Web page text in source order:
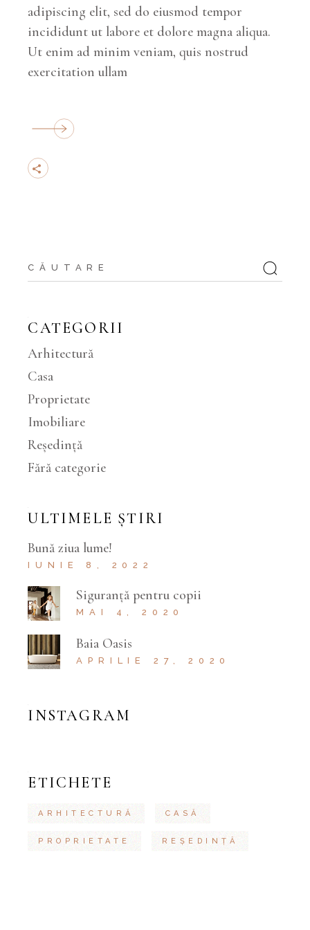
adipiscing elit, sed do eiusmod tempor
incididunt ut labore et dolore magna aliqua.
Ut enim ad minim veniam, quis nostrud
exercitation ullam
Căutați:
CATEGORII
Arhitectură
Casa
Proprietate
Imobiliare
Reședință
Fără categorie
ULTIMELE ȘTIRI
Bună ziua lume!
IUNIE 8, 2022
Siguranță pentru copii
MAI 4, 2020
Baia Oasis
APRILIE 27, 2020
INSTAGRAM
ETICHETE
ARHITECTURĂ CASĂ
PROPRIETATE REȘEDINȚĂ